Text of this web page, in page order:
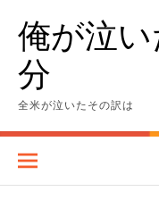
content俺が泣
分
全米が泣いたその訳は